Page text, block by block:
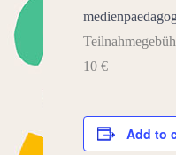
10 €
Add to